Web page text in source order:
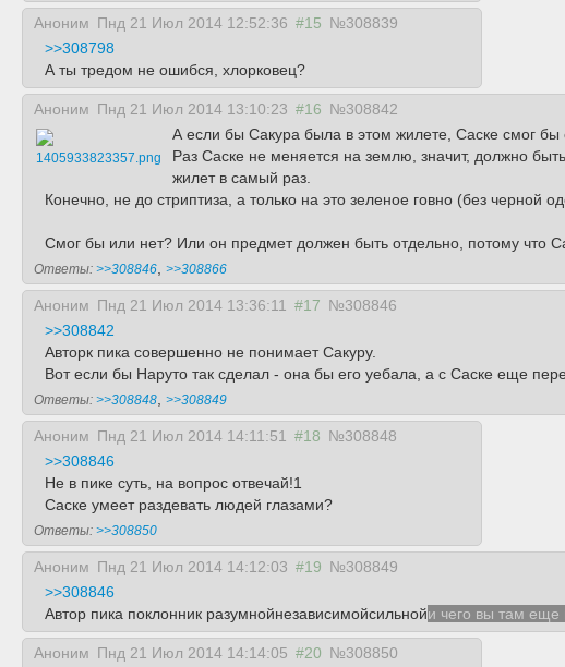
Аноним Пнд 21 Июл 2014 12:52:36 #15 №308839
>>308798
А ты тредом не ошибся, хлорковец?
Аноним Пнд 21 Июл 2014 13:10:23 #16 №308842
1405933823357.png
А если бы Сакура была в этом жилете, Саске смог бы
Раз Саске не меняется на землю, значит, должно
жилет в самый раз.
Конечно, не до стриптиза, а только на это зеленое говно (без черной
Смог бы или нет? Или он предмет должен быть отдельно, потому что
Ответы: >>308846 >>308866
Аноним Пнд 21 Июл 2014 13:36:11 #17 №308846
>>308842
Авторк пика совершенно не понимает Сакуру.
Вот если бы Наруто так сделал - она бы его уебала, а с Саске еще
Ответы: >>308848 >>308849
Аноним Пнд 21 Июл 2014 14:11:51 #18 №308848
>>308846
Не в пике суть, на вопрос отвечай!1
Саске умеет раздевать людей глазами?
Ответы: >>308850
Аноним Пнд 21 Июл 2014 14:12:03 #19 №308849
>>308846
Автор пика поклонник разумнойнезависимойсильнойи чего вы там еще
Аноним Пнд 21 Июл 2014 14:14:05 #20 №308850